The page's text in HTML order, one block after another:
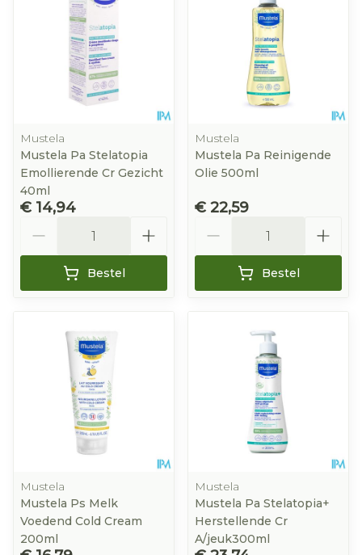
Mustela
Mustela Pa Stelatopia
Emollierende Cr Gezicht
40ml
€ 14,94
Bestel
Mustela
Mustela Pa Reinigende
Olie 500ml
€ 22,59
Bestel
Mustela
Mustela Ps Melk
Voedend Cold Cream
200ml
Mustela
Mustela Pa Stelatopia+
Herstellende Cr
A/jeuk300ml